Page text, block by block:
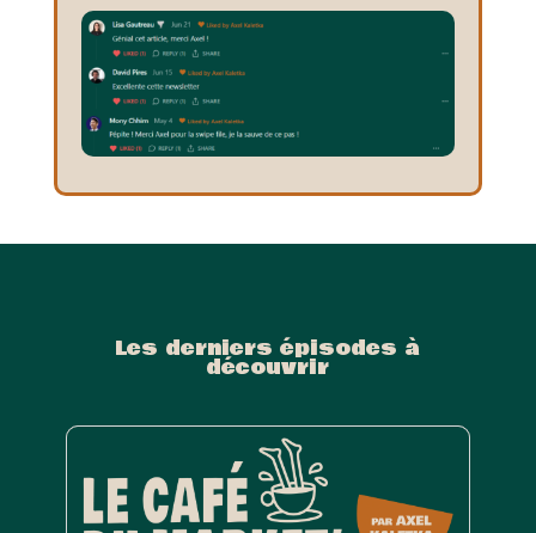
Les derniers épisodes à
découvrir